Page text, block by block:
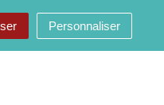
Personnaliser